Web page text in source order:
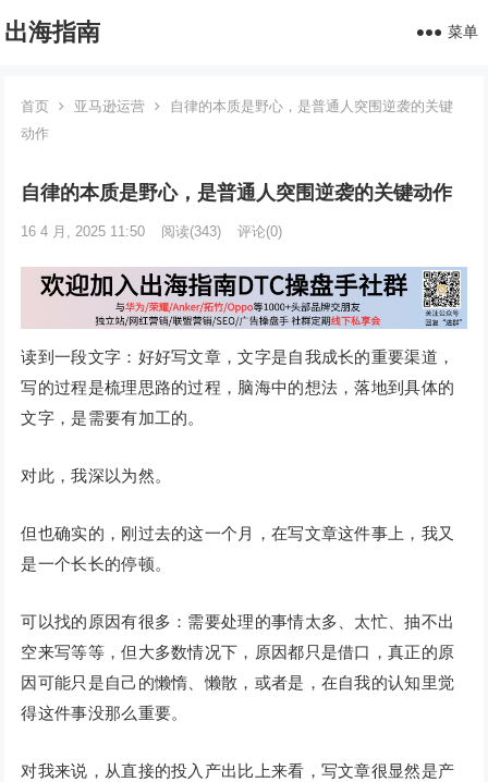
出海指南 菜单
首页 亚马逊运营
自律的本质是野心，是普通人突围逆袭的关键
动作
自律的本质是野心，是普通人突围逆袭的关键动作
16 4 月, 2025 11:50 阅读(343) 评论(0)
读到一段文字：好好写文章，文字是自我成长的重要渠道，
写的过程是梳理思路的过程，脑海中的想法，落地到具体的
文字，是需要有加工的。
对此，我深以为然。
但也确实的，刚过去的这一个月，在写文章这件事上，我又
是一个长长的停顿。
可以找的原因有很多：需要处理的事情太多、太忙、抽不出
空来写等等，但大多数情况下，原因都只是借口，真正的原
因可能只是自己的懒惰、懒散，或者是，在自我的认知里觉
得这件事没那么重要。
对我来说，从直接的投入产出比上来看，写文章很显然是产